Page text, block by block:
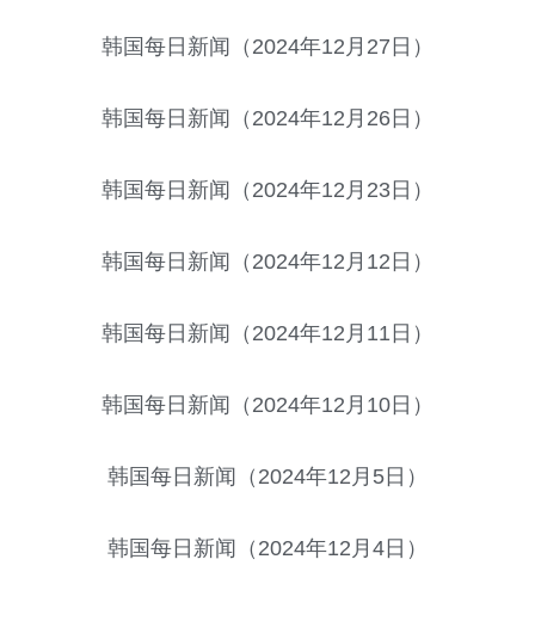
韩国每日新闻（2024年12月27日）
韩国每日新闻（2024年12月26日）
韩国每日新闻（2024年12月23日）
韩国每日新闻（2024年12月12日）
韩国每日新闻（2024年12月11日）
韩国每日新闻（2024年12月10日）
韩国每日新闻（2024年12月5日）
韩国每日新闻（2024年12月4日）